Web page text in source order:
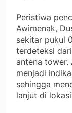
Peristiwa
Awimenak,
sekitar pukul
terdeteksi
antena tower.
menjadi
sehingga
lanjut di